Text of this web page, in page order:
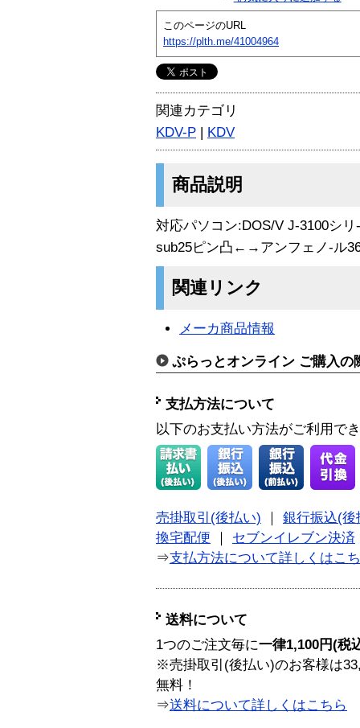
このページのURL
https://plth.me/41004964
関連カテゴリ
KDV-P | KDV
商品説明
対応パソコン:DOS/V J-3100シ
sub25ピン凸←→アンフェノ-ル
関連リンク
メーカ商品情報
ぷらっとオンライン ご購入の
支払方法について
以下のお支払い方法がご利用で
売掛取引(後払い)
銀行振込(後
換宅配便
セブンイレブン決済
⇒支払方法について詳しくはこ
送料について
1つのご注文毎に一律1,100円(税
※売掛取引(後払い)のお客様は
無料！
⇒送料について詳しくはこちら